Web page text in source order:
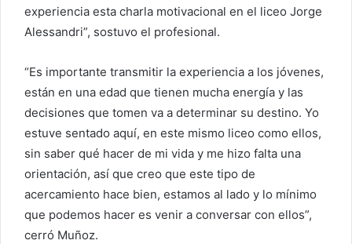
experiencia esta charla motivacional en el liceo Jorge
Alessandri”, sostuvo el profesional.
“Es importante transmitir la experiencia a los jóvenes,
están en una edad que tienen mucha energía y las
decisiones que tomen va a determinar su destino. Yo
estuve sentado aquí, en este mismo liceo como ellos,
sin saber qué hacer de mi vida y me hizo falta una
orientación, así que creo que este tipo de
acercamiento hace bien, estamos al lado y lo mínimo
que podemos hacer es venir a conversar con ellos”,
cerró Muñoz.